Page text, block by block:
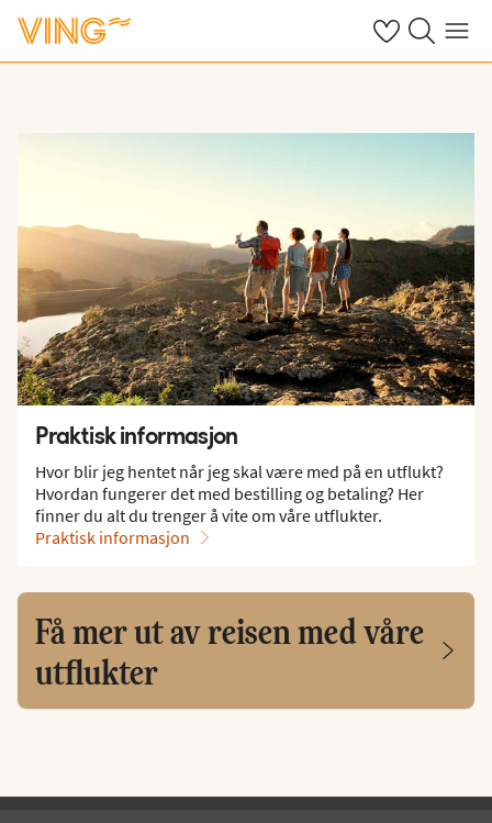
Se dine sparte
Søk påMeny
Praktisk informasjon
Hvor blir jeg hentet når jeg skal være med på en utflukt?
Hvordan fungerer det med bestilling og betaling? Her
finner du alt du trenger å vite om våre utflukter.
Praktisk informasjon
Få mer ut av reisen med våre
utflukter